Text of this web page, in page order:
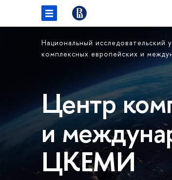
Национальный
комплексных европейских и
Центр
и
ЦКЕМИ